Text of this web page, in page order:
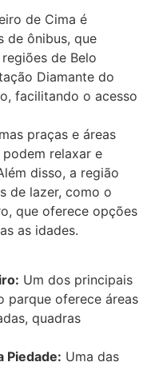
de Cima é
de ônibus, que
de Belo
Diamante do
facilitando o acesso
praças e áreas
relaxar e
disso, a região
de lazer, como o
que oferece opções
as idades.
Um dos principais
parque oferece áreas
quadras
Piedade: Uma das